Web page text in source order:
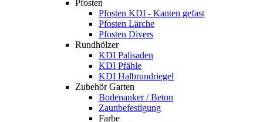
Pfosten
Pfosten KDI - Kanten gefast
Pfosten Lärche
Pfosten Divers
Rundhölzer
KDI Palisaden
KDI Pfähle
KDI Halbrundriegel
Zubehör Garten
Bodenanker / Beton
Zaunbefestigung
Farbe